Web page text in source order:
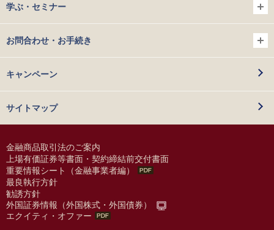
学ぶ・セミナー
お問合わせ・お手続き
キャンペーン
サイトマップ
金融商品取引法のご案内
上場有価証券等書面・契約締結前交付書面
重要情報シート（金融事業者編）
最良執行方針
勧誘方針
外国証券情報（外国株式・外国債券）
エクイティ・オファー